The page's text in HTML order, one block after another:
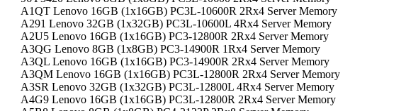
A1QT Lenovo 16GB (1x16GB) PC3L-10600R 2Rx4 Server Memory
A291 Lenovo 32GB (1x32GB) PC3L-10600L 4Rx4 Server Memory
A2U5 Lenovo 16GB (1x16GB) PC3-12800R 2Rx4 Server Memory
A3QG Lenovo 8GB (1x8GB) PC3-14900R 1Rx4 Server Memory
A3QL Lenovo 16GB (1x16GB) PC3-14900R 2Rx4 Server Memory
A3QM Lenovo 16GB (1x16GB) PC3L-12800R 2Rx4 Server Memory
A3SR Lenovo 32GB (1x32GB) PC3L-12800L 4Rx4 Server Memory
A4G9 Lenovo 16GB (1x16GB) PC3L-12800R 2Rx4 Server Memory